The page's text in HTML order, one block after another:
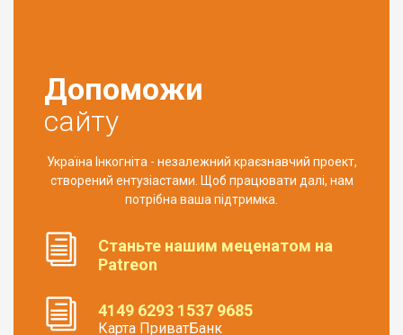
Допоможи
сайту
Україна Інкогніта - незалежний краєзнавчий проект,
створений ентузіастами. Щоб працювати далі, нам
потрібна ваша підтримка.
Станьте нашим меценатом на
Patreon
4149 6293 1537 9685
Карта ПриватБанк